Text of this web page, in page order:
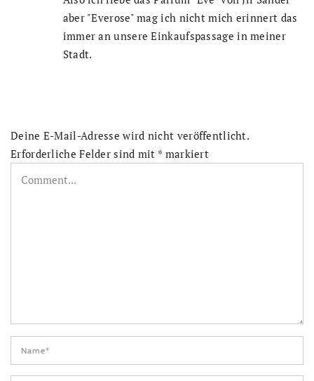
aber "Everose" mag ich nicht mich erinnert das
immer an unsere Einkaufspassage in meiner
Stadt.
Deine E-Mail-Adresse wird nicht veröffentlicht.
Erforderliche Felder sind mit * markiert